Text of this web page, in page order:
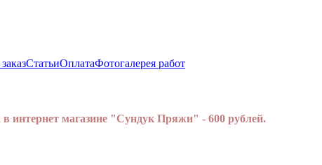
СтатьиОплатаФотогалерея работ
интернет магазине "Сундук Пряжи" - 600 рублей.